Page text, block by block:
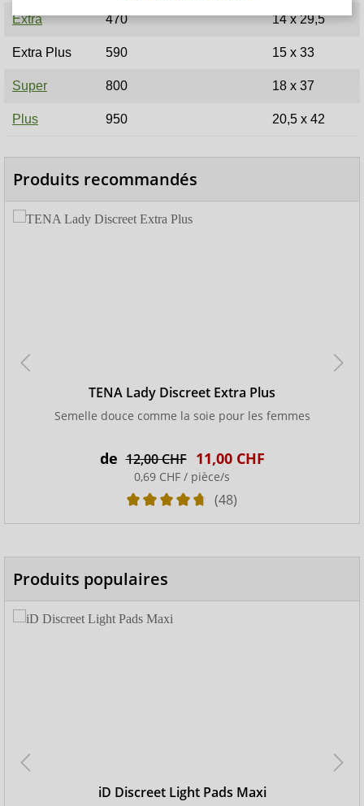
Extra 470 14 x 29,5
Extra Plus 590 15 x 33
Super 800 18 x 37
Plus 950 20,5 x 42
Produits recommandés
TENA Lady Discreet Extra Plus
Semelle douce comme la soie pour les femmes
de 12,00 CHF 11,00 CHF
0,69 CHF / pièce/s
(48)
Produits populaires
iD Discreet Light Pads Maxi